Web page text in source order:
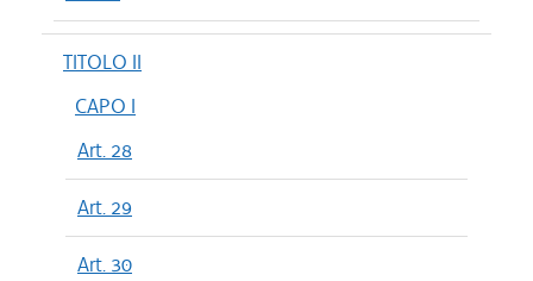
TITOLO II
CAPO I
Art. 28
Art. 29
Art. 30